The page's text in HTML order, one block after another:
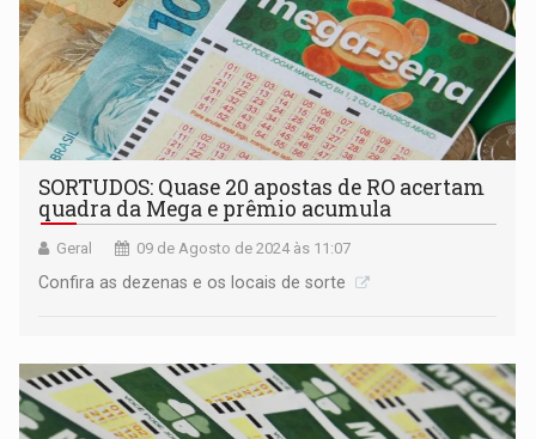
SORTUDOS: Quase 20 apostas de RO acertam
quadra da Mega e prêmio acumula
Geral 09 de Agosto de 2024 às 11:07
Confira as dezenas e os locais de sorte